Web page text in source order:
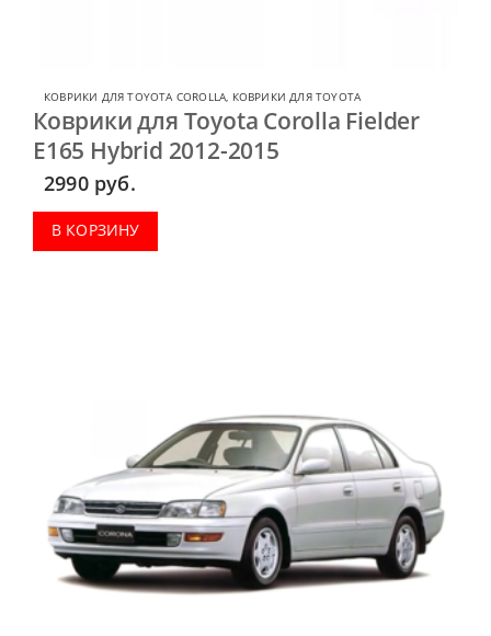
КОВРИКИ ДЛЯ TOYOTA COROLLA, КОВРИКИ ДЛЯ TOYOTA
Коврики для Toyota Corolla Fielder
E165 Hybrid 2012-2015
2990 руб.
В КОРЗИНУ